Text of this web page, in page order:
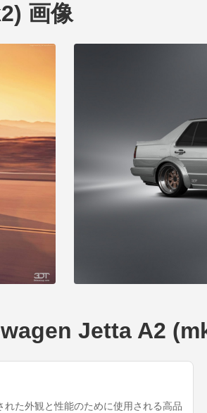
画像
Jetta A2
れた外観と性能のために使用される高品